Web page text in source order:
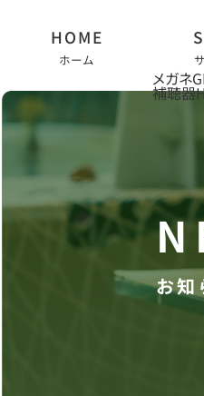
ホーム
メガネ
補聴器
お知